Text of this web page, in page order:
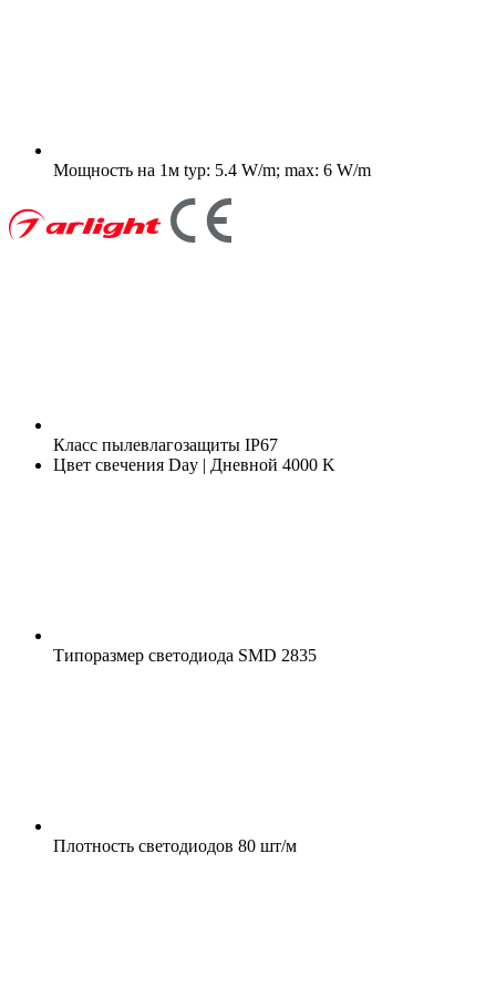
Мощность на 1м typ: 5.4 W/m; max: 6 W/m
Класс пылевлагозащиты IP67
Цвет свечения Day | Дневной 4000 K
Типоразмер светодиода SMD 2835
Плотность светодиодов 80 шт/м